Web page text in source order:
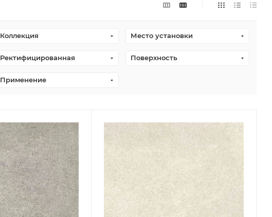
Коллекция Место установки
Ректифицированная Поверхность
Применение